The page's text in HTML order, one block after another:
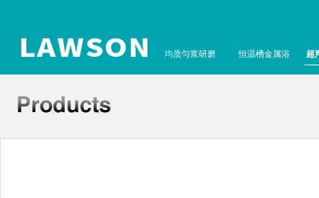
均质匀浆研磨 恒温槽金属浴 超